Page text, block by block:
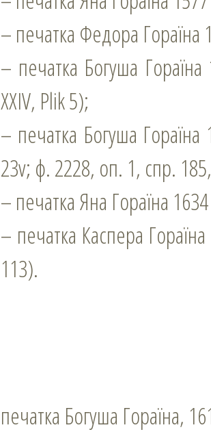
– печатка Федора Гораїна
– печатка Богуша
ХХІV, Plik 5);
– печатка Богуша
23v; ф. 2228, оп. 1, спр.
– печатка Яна Гораїна
– печатка Каспера
113).
печатка Богуша Гораїна,